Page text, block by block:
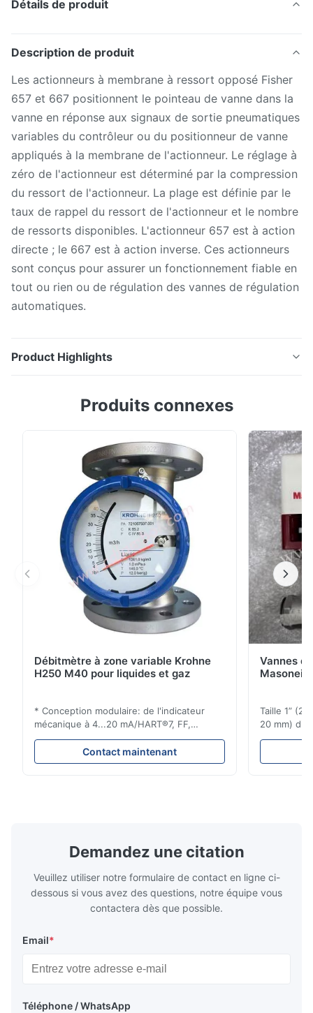
Détails de produit
Description de produit
Les actionneurs à membrane à ressort opposé Fisher
657 et 667 positionnent le pointeau de vanne dans la
vanne en réponse aux signaux de sortie pneumatiques
variables du contrôleur ou du positionneur de vanne
appliqués à la membrane de l'actionneur. Le réglage à
zéro de l'actionneur est déterminé par la compression
du ressort de l'actionneur. La plage est définie par le
taux de rappel du ressort de l'actionneur et le nombre
de ressorts disponibles. L'actionneur 657 est à action
directe ; le 667 est à action inverse. Ces actionneurs
sont conçus pour assurer un fonctionnement fiable en
tout ou rien ou de régulation des vannes de régulation
automatiques.
Product Highlights
657 et 667 positionnent le pointeau de vanne dans la
variables du contrôleur ou du positionneur de vanne
appliqués à la membrane de l'actionneur. Le réglage à
zéro de l'actionneur est déterminé par ...
Produits connexes
Débitmètre à zone variable Krohne
H250 M40 pour liquides et gaz
* Conception modulaire: de l'indicateur
mécanique à 4...20 mA/HART®7, FF,
Profibus-PA et totalizateur * N'importe
quelle position d'installation: verticale,
horizontale ou dans les tuyaux
Contact maintenant
Vannes
Taille 1”
20 mm)
brides :
Demandez une citation
Veuillez utiliser notre formulaire de contact en ligne ci-
dessous si vous avez des questions, notre équipe vous
contactera dès que possible.
Email*
Téléphone / WhatsApp